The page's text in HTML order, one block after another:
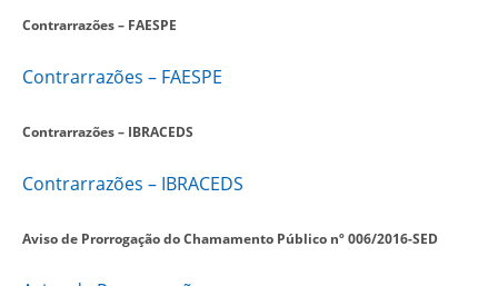
Contrarrazões – FAESPE
Contrarrazões – FAESPE
Contrarrazões – IBRACEDS
Contrarrazões – IBRACEDS
Aviso de Prorrogação do Chamamento Público nº 006/2016-SED